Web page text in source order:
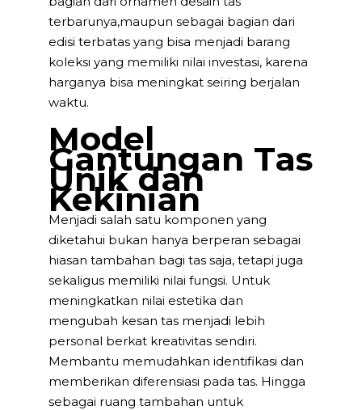
terbarunya,maupun sebagai bagian dari
edisi terbatas yang bisa menjadi barang
koleksi yang memiliki nilai investasi, karena
harganya bisa meningkat seiring berjalan
waktu.
Model
Gantungan Tas
Unik dan
Kekinian
Menjadi salah satu komponen yang
diketahui bukan hanya berperan sebagai
hiasan tambahan bagi tas saja, tetapi juga
sekaligus memiliki nilai fungsi. Untuk
meningkatkan nilai estetika dan
mengubah kesan tas menjadi lebih
personal berkat kreativitas sendiri.
Membantu memudahkan identifikasi dan
memberikan diferensiasi pada tas. Hingga
sebagai ruang tambahan untuk